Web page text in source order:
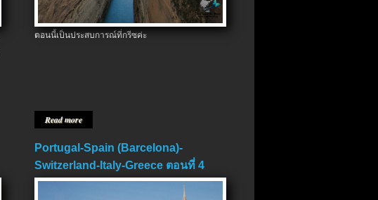
ตอนนี้เป็นประสบการณ์ที่กรีซค่ะ
Read more
Portugal-Spain (Barcelona)-
Switzerland-Italy-Greece ตอนที่ 4